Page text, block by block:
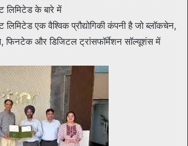
लिमिटेड के बारे में
लिमिटेड एक वैश्विक प्रौद्योगिकी कंपनी है जो ब्लॉकचेन,
फिनटेक और डिजिटल ट्रांसफॉर्मेशन सॉल्यूशंस में